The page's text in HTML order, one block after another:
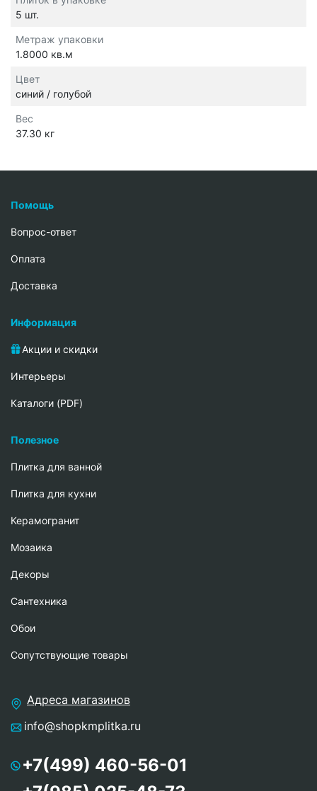
5 шт.
Метраж упаковки
1.8000 кв.м
Цвет
синий / голубой
Вес
37.30 кг
Помощь
Вопрос-ответ
Oплата
Доставка
Информация
Акции и скидки
Интерьеры
Каталоги (PDF)
Полезное
Плитка для ванной
Плитка для кухни
Керамогранит
Мозаика
Декоры
Сантехника
Обои
Сопутствующие товары
Адреса магазинов
info@shopkmplitka.ru
+7(499) 460-56-01